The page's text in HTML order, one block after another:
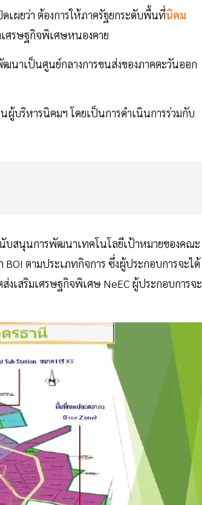
ดเผยว่า ต้องการให้ภาครัฐยกระดับพื้นที่นิคม
ศรษฐกิจพิเศษหนองคาย
นาเป็นศูนย์กลางการขนส่งของภาคตะวันออก
ผู้บริหารนิคมฯ โดยเป็นการดำเนินการร่วมกับ
บสนุนการพัฒนาเทคโนโลยีเป้าหมายของคณะ
BOI ตามประเภทกิจการ ซึ่งผู้ประกอบการจะได้
งเสริมเศรษฐกิจพิเศษ NeEC ผู้ประกอบการจะ